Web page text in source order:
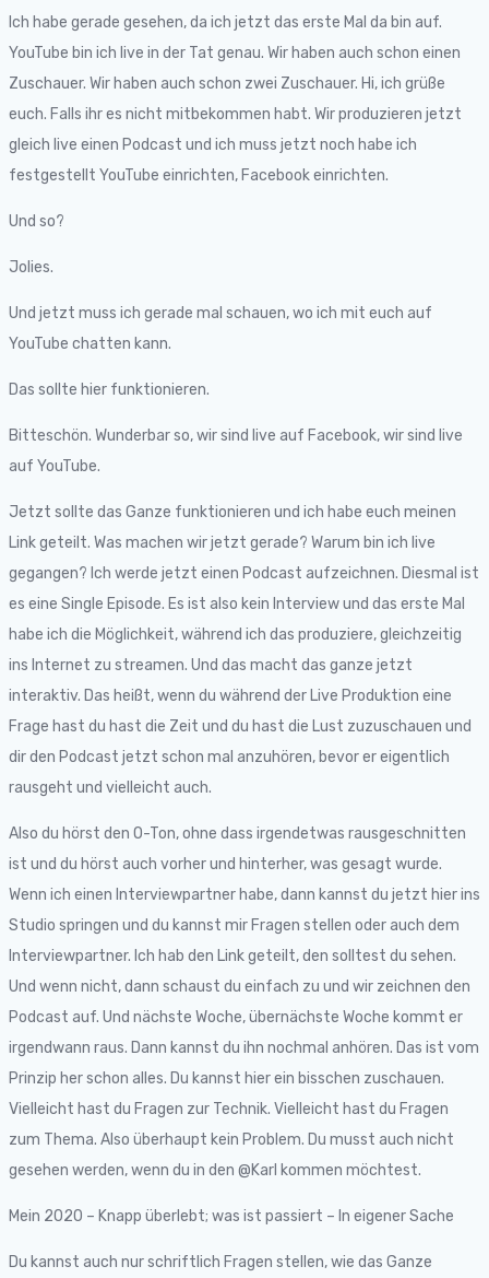
Ich habe gerade gesehen, da ich jetzt das erste Mal da bin auf.
YouTube bin ich live in der Tat genau. Wir haben auch schon einen
Zuschauer. Wir haben auch schon zwei Zuschauer. Hi, ich grüße
euch. Falls ihr es nicht mitbekommen habt. Wir produzieren jetzt
gleich live einen Podcast und ich muss jetzt noch habe ich
festgestellt YouTube einrichten, Facebook einrichten.
Und so?
Jolies.
Und jetzt muss ich gerade mal schauen, wo ich mit euch auf
YouTube chatten kann.
Das sollte hier funktionieren.
Bitteschön. Wunderbar so, wir sind live auf Facebook, wir sind live
auf YouTube.
Jetzt sollte das Ganze funktionieren und ich habe euch meinen
Link geteilt. Was machen wir jetzt gerade? Warum bin ich live
gegangen? Ich werde jetzt einen Podcast aufzeichnen. Diesmal ist
es eine Single Episode. Es ist also kein Interview und das erste Mal
habe ich die Möglichkeit, während ich das produziere, gleichzeitig
ins Internet zu streamen. Und das macht das ganze jetzt
interaktiv. Das heißt, wenn du während der Live Produktion eine
Frage hast du hast die Zeit und du hast die Lust zuzuschauen und
dir den Podcast jetzt schon mal anzuhören, bevor er eigentlich
rausgeht und vielleicht auch.
Also du hörst den O-Ton, ohne dass irgendetwas rausgeschnitten
ist und du hörst auch vorher und hinterher, was gesagt wurde.
Wenn ich einen Interviewpartner habe, dann kannst du jetzt hier ins
Studio springen und du kannst mir Fragen stellen oder auch dem
Interviewpartner. Ich hab den Link geteilt, den solltest du sehen.
Und wenn nicht, dann schaust du einfach zu und wir zeichnen den
Podcast auf. Und nächste Woche, übernächste Woche kommt er
irgendwann raus. Dann kannst du ihn nochmal anhören. Das ist vom
Prinzip her schon alles. Du kannst hier ein bisschen zuschauen.
Vielleicht hast du Fragen zur Technik. Vielleicht hast du Fragen
zum Thema. Also überhaupt kein Problem. Du musst auch nicht
gesehen werden, wenn du in den @Karl kommen möchtest.
Mein 2020 – Knapp überlebt; was ist passiert – In eigener Sache
Du kannst auch nur schriftlich Fragen stellen, wie das Ganze